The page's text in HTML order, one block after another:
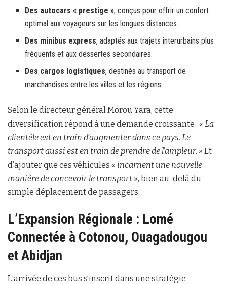
Des autocars « prestige », conçus pour offrir un confort
optimal aux voyageurs sur les longues distances.
Des minibus express, adaptés aux trajets interurbains plus
fréquents et aux dessertes secondaires.
Des cargos logistiques, destinés au transport de
marchandises entre les villes et les régions.
Selon le directeur général Morou Yara, cette
diversification répond à une demande croissante : « La
clientèle est en train d’augmenter dans ce pays. Le
transport aussi est en train de prendre de l’ampleur. » Et
d’ajouter que ces véhicules « incarnent une nouvelle
manière de concevoir le transport », bien au-delà du
simple déplacement de passagers.
L’Expansion Régionale : Lomé
Connectée à Cotonou, Ouagadougou
et Abidjan
L’arrivée de ces bus s’inscrit dans une stratégie